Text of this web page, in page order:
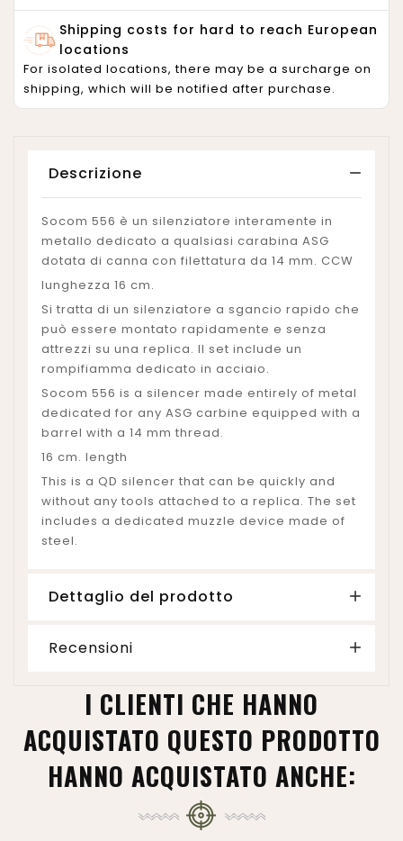
Shipping costs for hard to reach European
locations
For isolated locations, there may be a surcharge on
shipping, which will be notified after purchase.
Descrizione
Socom 556 è un silenziatore interamente in
metallo dedicato a qualsiasi carabina ASG
dotata di canna con filettatura da 14 mm. CCW
lunghezza 16 cm.
Si tratta di un silenziatore a sgancio rapido che
può essere montato rapidamente e senza
attrezzi su una replica. Il set include un
rompifiamma dedicato in acciaio.
Socom 556 is a silencer made entirely of metal
dedicated for any ASG carbine equipped with a
barrel with a 14 mm thread.
16 cm. length
This is a QD silencer that can be quickly and
without any tools attached to a replica. The set
includes a dedicated muzzle device made of
steel.
Dettaglio del prodotto
Recensioni
I CLIENTI CHE HANNO
ACQUISTATO QUESTO PRODOTTO
HANNO ACQUISTATO ANCHE: